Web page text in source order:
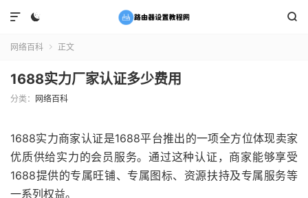
 

网络百科  正文
1688实力厂家认证多少费用
分类： 网络百科
1688实力商家认证是1688平台推出的一项全方位体现卖家
优质供给实力的会员服务。通过这种认证，商家能够享受
1688提供的专属旺铺、专属图标、资源扶持及专属服务等
一系列权益。